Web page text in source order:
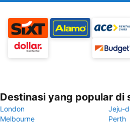
Destinasi yang popular di
London
Jeju-
Melbourne
Perth